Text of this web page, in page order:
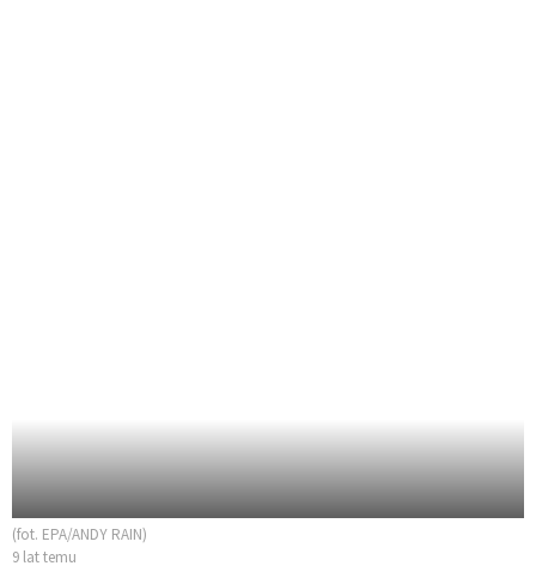
(fot. EPA/ANDY RAIN)
9 lat temu